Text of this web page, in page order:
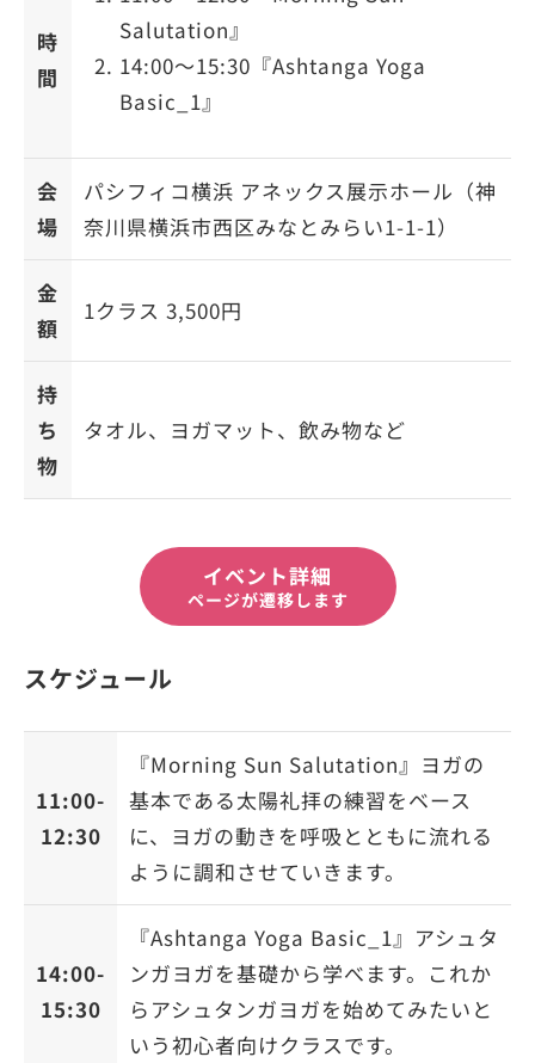
時
間
Salutation』
14:00〜15:30『Ashtanga Yoga
Basic_1』
会
場
パシフィコ横浜 アネックス展示ホール（神
奈川県横浜市西区みなとみらい1-1-1）
金
額
1クラス 3,500円
持
ち
物
タオル、ヨガマット、飲み物など
イベント詳細
ページが遷移します
スケジュール
11:00-
12:30
『Morning Sun Salutation』ヨガの
基本である太陽礼拝の練習をベース
に、ヨガの動きを呼吸とともに流れる
ように調和させていきます。
14:00-
15:30
『Ashtanga Yoga Basic_1』アシュタ
ンガヨガを基礎から学べます。これか
らアシュタンガヨガを始めてみたいと
いう初心者向けクラスです。